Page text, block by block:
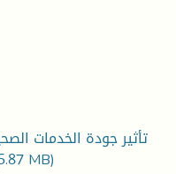
تأثير جودة الخدمات
MB)